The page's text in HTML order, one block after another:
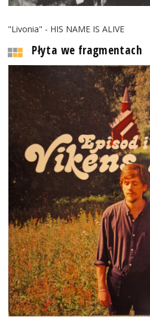
"Livonia" - HIS NAME IS ALIVE
Płyta we fragmentach